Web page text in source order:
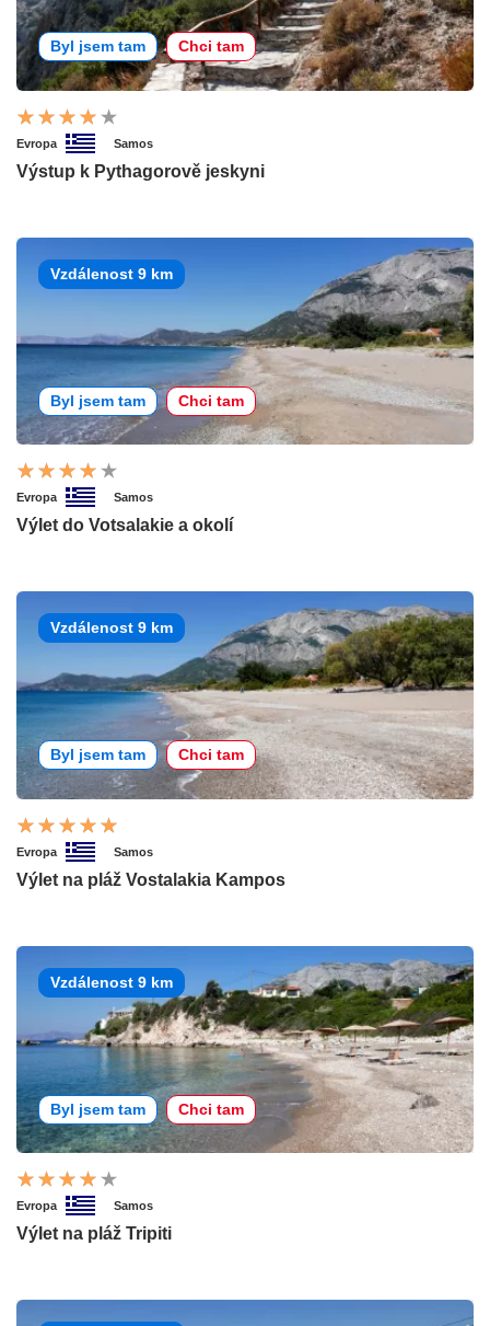
Byl jsem tam Chci tam
Evropa Samos
Výstup k Pythagorově jeskyni
Vzdálenost 9 km
Byl jsem tam Chci tam
Evropa Samos
Výlet do Votsalakie a okolí
Vzdálenost 9 km
Byl jsem tam Chci tam
Evropa Samos
Výlet na pláž Vostalakia Kampos
Vzdálenost 9 km
Byl jsem tam Chci tam
Evropa Samos
Výlet na pláž Tripiti